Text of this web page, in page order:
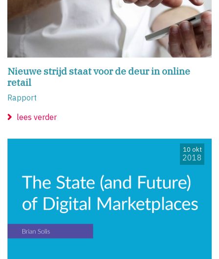
Nieuwe strijd staat voor de deur in online
retail
Rapport
lees verder
10 okt
2018